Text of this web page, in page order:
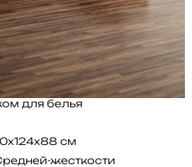
для белья
см
жесткости